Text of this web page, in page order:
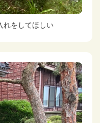
れをしてほしい